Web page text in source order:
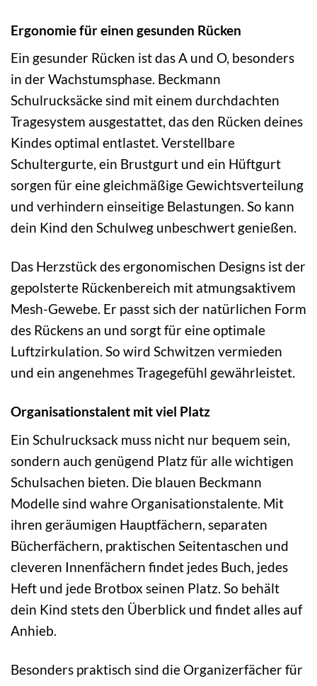
Ergonomie für einen gesunden Rücken
Ein gesunder Rücken ist das A und O, besonders
in der Wachstumsphase. Beckmann
Schulrucksäcke sind mit einem durchdachten
Tragesystem ausgestattet, das den Rücken deines
Kindes optimal entlastet. Verstellbare
Schultergurte, ein Brustgurt und ein Hüftgurt
sorgen für eine gleichmäßige Gewichtsverteilung
und verhindern einseitige Belastungen. So kann
dein Kind den Schulweg unbeschwert genießen.
Das Herzstück des ergonomischen Designs ist der
gepolsterte Rückenbereich mit atmungsaktivem
Mesh-Gewebe. Er passt sich der natürlichen Form
des Rückens an und sorgt für eine optimale
Luftzirkulation. So wird Schwitzen vermieden
und ein angenehmes Tragegefühl gewährleistet.
Organisationstalent mit viel Platz
Ein Schulrucksack muss nicht nur bequem sein,
sondern auch genügend Platz für alle wichtigen
Schulsachen bieten. Die blauen Beckmann
Modelle sind wahre Organisationstalente. Mit
ihren geräumigen Hauptfächern, separaten
Bücherfächern, praktischen Seitentaschen und
cleveren Innenfächern findet jedes Buch, jedes
Heft und jede Brotbox seinen Platz. So behält
dein Kind stets den Überblick und findet alles auf
Anhieb.
Besonders praktisch sind die Organizerfächer für